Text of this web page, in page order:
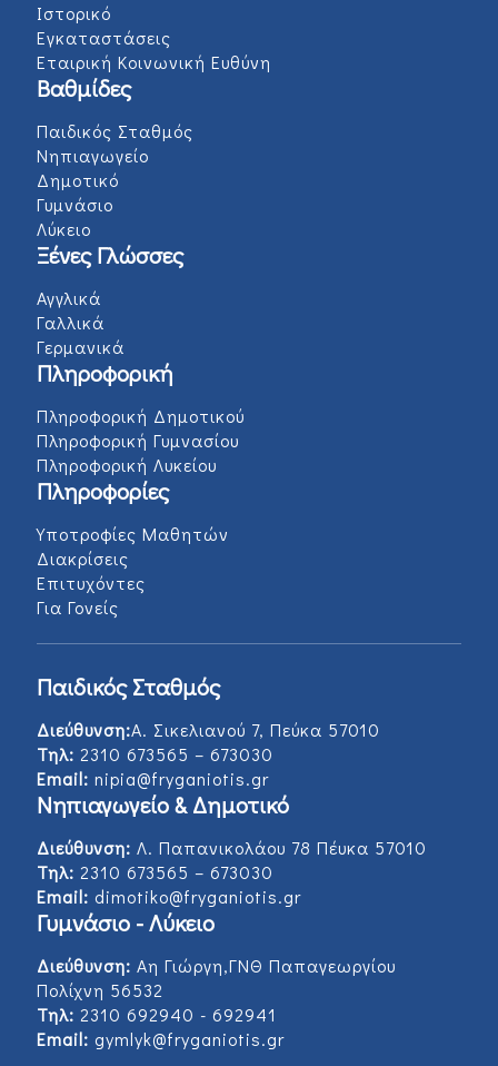
Ιστορικό
Εγκαταστάσεις
Εταιρική Κοινωνική Ευθύνη
Βαθμίδες
Παιδικός Σταθμός
Νηπιαγωγείο
Δημοτικό
Γυμνάσιο
Λύκειο
Ξένες Γλώσσες
Αγγλικά
Γαλλικά
Γερμανικά
Πληροφορική
Πληροφορική Δημοτικού
Πληροφορική Γυμνασίου
Πληροφορική Λυκείου
Πληροφορίες
Υποτροφίες Μαθητών
Διακρίσεις
Επιτυχόντες
Για Γονείς
Παιδικός Σταθμός
Διεύθυνση:Α. Σικελιανού 7, Πεύκα 57010
Τηλ: 2310 673565 – 673030
Email: nipia@fryganiotis.gr
Νηπιαγωγείο & Δημοτικό
Διεύθυνση: Λ. Παπανικολάου 78 Πέυκα 57010
Τηλ: 2310 673565 – 673030
Email: dimotiko@fryganiotis.gr
Γυμνάσιο - Λύκειο
Διεύθυνση: Αη Γιώργη,ΓΝΘ Παπαγεωργίου
Πολίχνη 56532
Τηλ: 2310 692940 - 692941
Email: gymlyk@fryganiotis.gr